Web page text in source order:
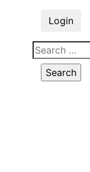
Login